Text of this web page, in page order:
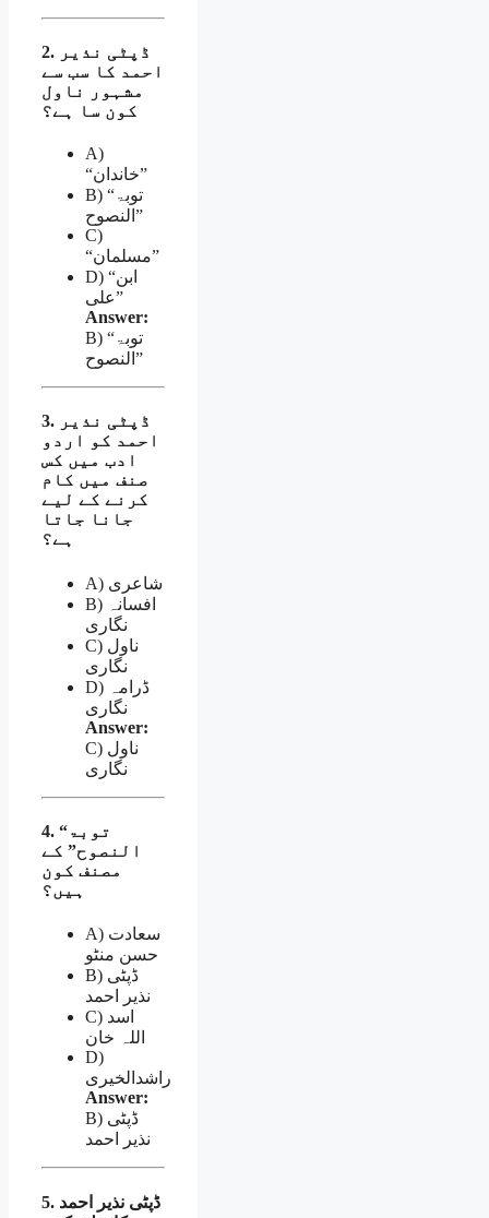
2. ڈپٹی نذیر
احمد کا سب سے
مشہور ناول
کون سا ہے؟
A)
“خاندان”
B) “توبۃ
النصوح”
C)
“مسلمان”
D) “ابن
علی”
Answer:
B) “توبۃ
النصوح”
3. ڈپٹی نذیر
احمد کو اردو
ادب میں کس
صنف میں کام
کرنے کے لیے
جانا جاتا
ہے؟
A) شاعری
B) افسانہ
نگاری
C) ناول
نگاری
D) ڈرامہ
نگاری
Answer:
C) ناول
نگاری
4. “توبۃ
النصوح” کے
مصنف کون
ہیں؟
A) سعادت
حسن منٹو
B) ڈپٹی
نذیر احمد
C) اسد
اللہ خان
D)
راشدالخیری
Answer:
B) ڈپٹی
نذیر احمد
5. ڈپٹی نذیر احمد